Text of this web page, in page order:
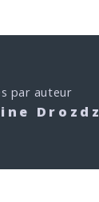
par auteur
Drozdz